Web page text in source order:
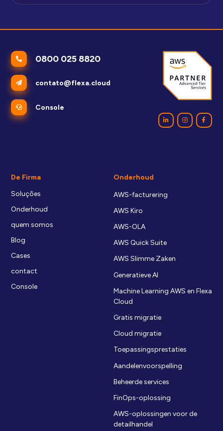
0800 025 8820
contato@flexa.cloud
Console
De Firma
Soluções
Onderhoud
quem somos
Blog
Cases
contact
Console
Onderhoud
AWS-facturering
AWS Kiro
AWS-OLA
AWS Quick Suite
AWS Slimme Zaken
Generatieve AI
Machine Learning AWS en Flexa
Cloud
Gratis migratie
Cloud migratie
Toepassingsprestaties
Aandelenvoorspelling
Beheerde services
FinOps-oplossing
AWS-oplossingen voor de
detailhandel